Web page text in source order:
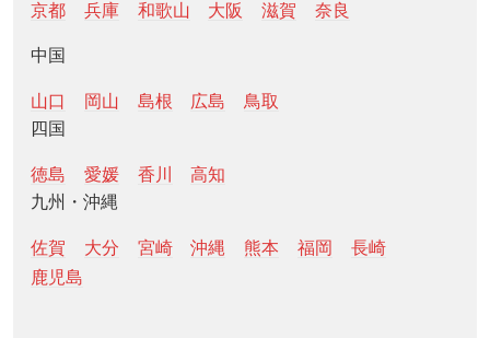
京都 兵庫 和歌山 大阪 滋賀 奈良
中国
山口 岡山 島根 広島
鳥取
四国
徳島 愛媛 香川
高知
九州・沖縄
佐賀 大分 宮崎 沖縄 熊本 福岡
長崎
鹿児島